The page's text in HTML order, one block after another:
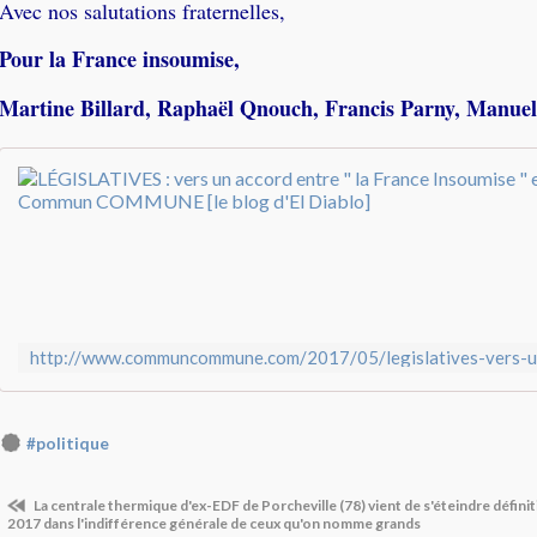
Avec nos salutations fraternelles,
Pour la France insoumise,
Martine Billard, Raphaël Qnouch, Francis Parny,
#politique
La centrale thermique d'ex-EDF de Porcheville (78) vient de s'éteindre
2017 dans l'indifférence générale de ceux qu'on nomme grands